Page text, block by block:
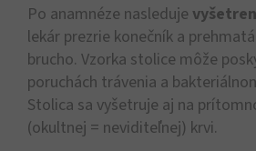
Po anamnéze nasleduje
lekár prezrie konečník a
brucho. Vzorka stolice môže
poruchách trávenia a
Stolica sa vyšetruje aj na
(okultnej = neviditeľnej) krvi.